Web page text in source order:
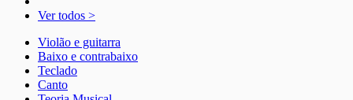
Ver todos >
Violão e guitarra
Baixo e contrabaixo
Teclado
Canto